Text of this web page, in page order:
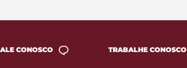
CONOSCO TRABALHE CONOSCO